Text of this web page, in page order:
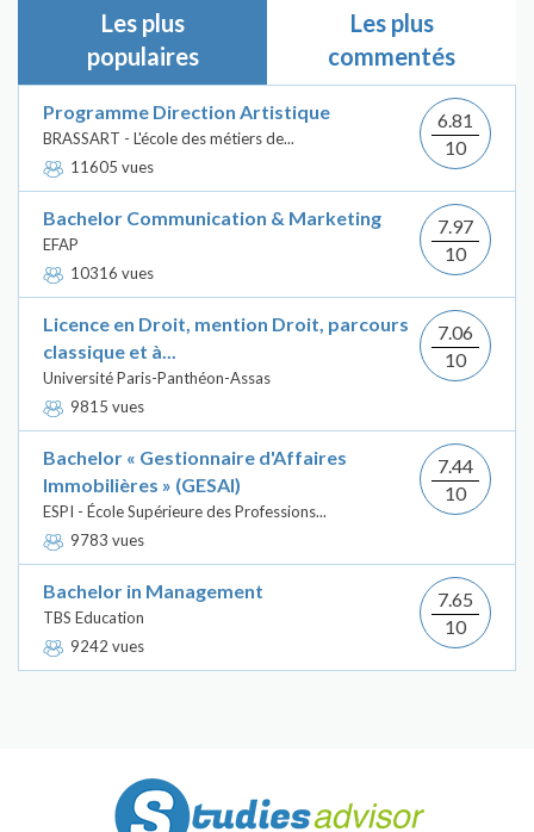
Les plus
populaires
Les plus
commentés
Programme Direction Artistique
BRASSART - L'école des métiers de...
11605 vues
6.81
10
Bachelor Communication & Marketing
EFAP
10316 vues
7.97
10
Licence en Droit, mention Droit, parcours
classique et à...
Université Paris-Panthéon-Assas
9815 vues
7.06
10
Bachelor « Gestionnaire d'Affaires
Immobilières » (GESAI)
ESPI - École Supérieure des Professions...
9783 vues
7.44
10
Bachelor in Management
TBS Education
9242 vues
7.65
10